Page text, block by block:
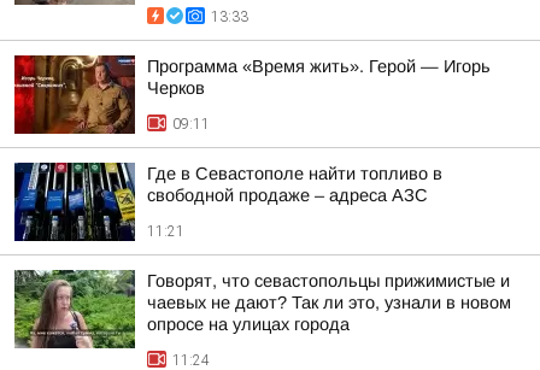
13:33
Программа «Время жить». Герой — Игорь
Черков
09:11
Где в Севастополе найти топливо в
свободной продаже – адреса АЗС
11:21
Говорят, что севастопольцы прижимистые и
чаевых не дают? Так ли это, узнали в новом
опросе на улицах города
11:24